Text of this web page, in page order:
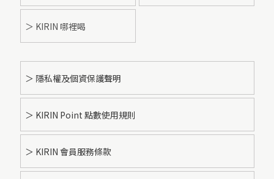
＞ KIRIN 哪裡喝
＞ 隱私權及個資保護聲明
＞ KIRIN Point 點數使用規則
＞ KIRIN 會員服務條款